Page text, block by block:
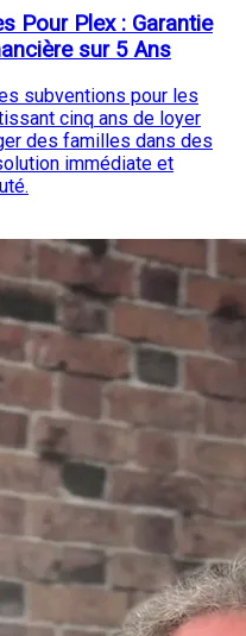
Pour Plex : Garantie
sur 5 Ans
subventions pour les
cinq ans de loyer
des familles dans des
immédiate et